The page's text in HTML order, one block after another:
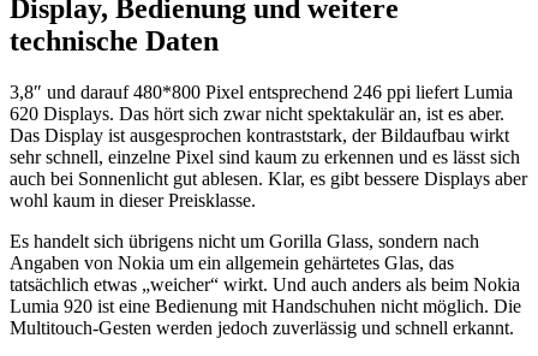
Display, Bedienung und weitere
technische Daten
3,8″ und darauf 480*800 Pixel entsprechend 246 ppi liefert Lumia
620 Displays. Das hört sich zwar nicht spektakulär an, ist es aber.
Das Display ist ausgesprochen kontraststark, der Bildaufbau wirkt
sehr schnell, einzelne Pixel sind kaum zu erkennen und es lässt sich
auch bei Sonnenlicht gut ablesen. Klar, es gibt bessere Displays aber
wohl kaum in dieser Preisklasse.
Es handelt sich übrigens nicht um Gorilla Glass, sondern nach
Angaben von Nokia um ein allgemein gehärtetes Glas, das
tatsächlich etwas „weicher“ wirkt. Und auch anders als beim Nokia
Lumia 920 ist eine Bedienung mit Handschuhen nicht möglich. Die
Multitouch-Gesten werden jedoch zuverlässig und schnell erkannt.